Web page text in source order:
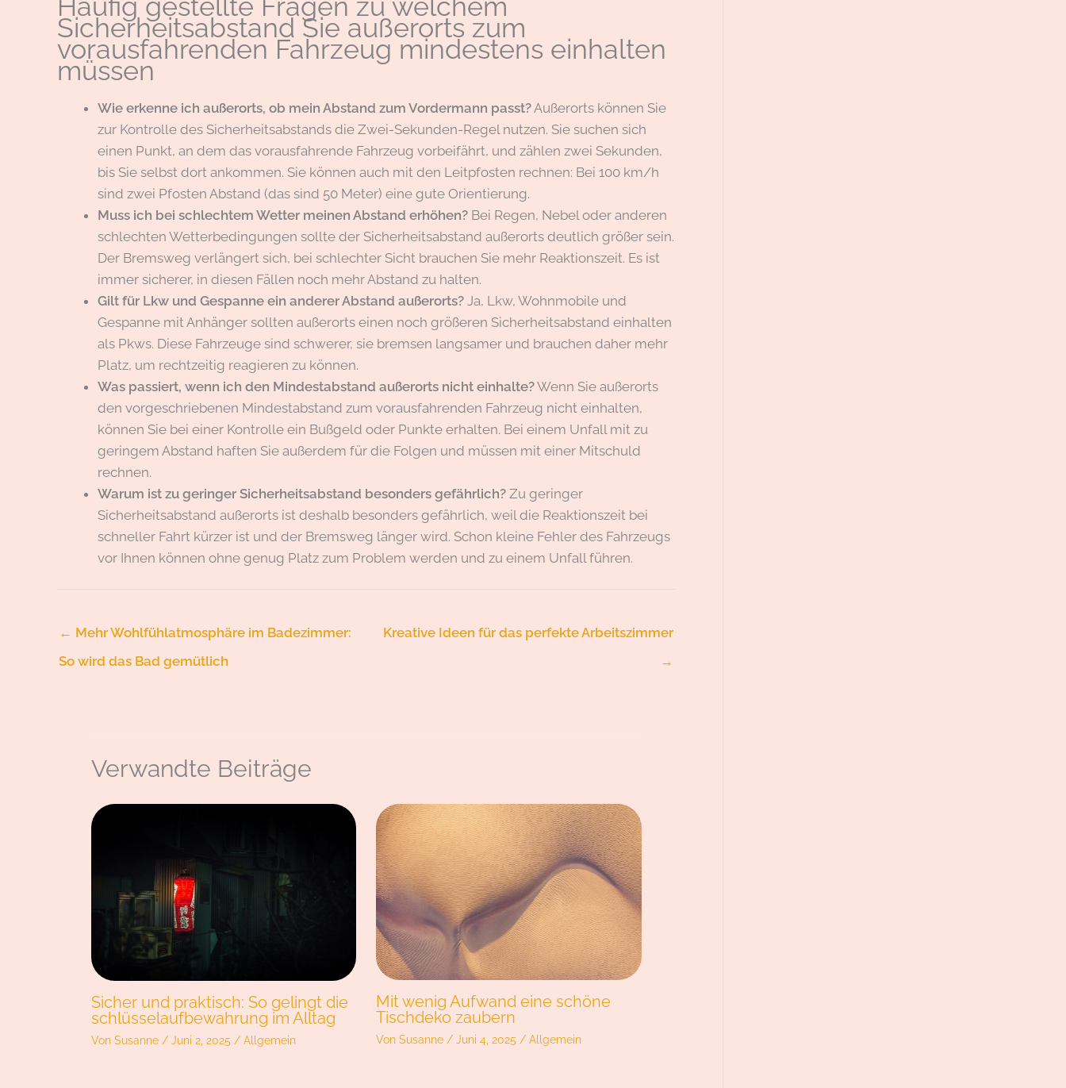
Sicherheitsabstand Sie außerorts zum
vorausfahrenden Fahrzeug mindestens einhalten
müssen
Wie erkenne ich außerorts, ob mein Abstand zum Vordermann passt?Außerorts können Sie
zur Kontrolle des Sicherheitsabstands die Zwei-Sekunden-Regel nutzen. Sie suchen sich
einen Punkt, an dem das vorausfahrende Fahrzeug vorbeifährt, und zählen zwei Sekunden,
bis Sie selbst dort ankommen. Sie können auch mit den Leitpfosten rechnen: Bei 100 km/h
sind zwei Pfosten Abstand (das sind 50 Meter) eine gute Orientierung.
Muss ich bei schlechtem Wetter meinen Abstand erhöhen? Bei Regen, Nebel oder anderen
schlechten Wetterbedingungen sollte der Sicherheitsabstand außerorts deutlich größer sein.
Der Bremsweg verlängert sich, bei schlechter Sicht brauchen Sie mehr Reaktionszeit. Es ist
immer sicherer, in diesen Fällen noch mehr Abstand zu halten.
Gilt für Lkw und Gespanne ein anderer Abstand außerorts? Ja, Lkw, Wohnmobile und
Gespanne mit Anhänger sollten außerorts einen noch größeren Sicherheitsabstand einhalten
als Pkws. Diese Fahrzeuge sind schwerer, sie bremsen langsamer und brauchen daher mehr
Platz, um rechtzeitig reagieren zu können.
Was passiert, wenn ich den Mindestabstand außerorts nicht einhalte?Wenn Sie außerorts
den vorgeschriebenen Mindestabstand zum vorausfahrenden Fahrzeug nicht einhalten,
können Sie bei einer Kontrolle ein Bußgeld oder Punkte erhalten. Bei einem Unfall mit zu
geringem Abstand haften Sie außerdem für die Folgen und müssen mit einer Mitschuld
rechnen.
Warum ist zu geringer Sicherheitsabstand besonders gefährlich? Zu geringer
Sicherheitsabstand außerorts ist deshalb besonders gefährlich, weil die Reaktionszeit bei
schneller Fahrt kürzer ist und der Bremsweg länger wird. Schon kleine Fehler des Fahrzeugs
vor Ihnen können ohne genug Platz zum Problem werden und zu einem Unfall führen.
← Mehr Wohlfühlatmosphäre im Badezimmer:
So wird das Bad gemütlich
Kreative Ideen für das perfekte Arbeitszimmer
→
Verwandte Beiträge
Sicher und praktisch: So gelingt die
schlüsselaufbewahrung im Alltag
Von Susanne / Juni 2, 2025 / Allgemein
Mit wenig Aufwand eine schöne
Tischdeko zaubern
Von Susanne / Juni 4, 2025 / Allgemein